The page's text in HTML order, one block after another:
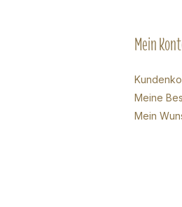
Mein
Meine
Mein